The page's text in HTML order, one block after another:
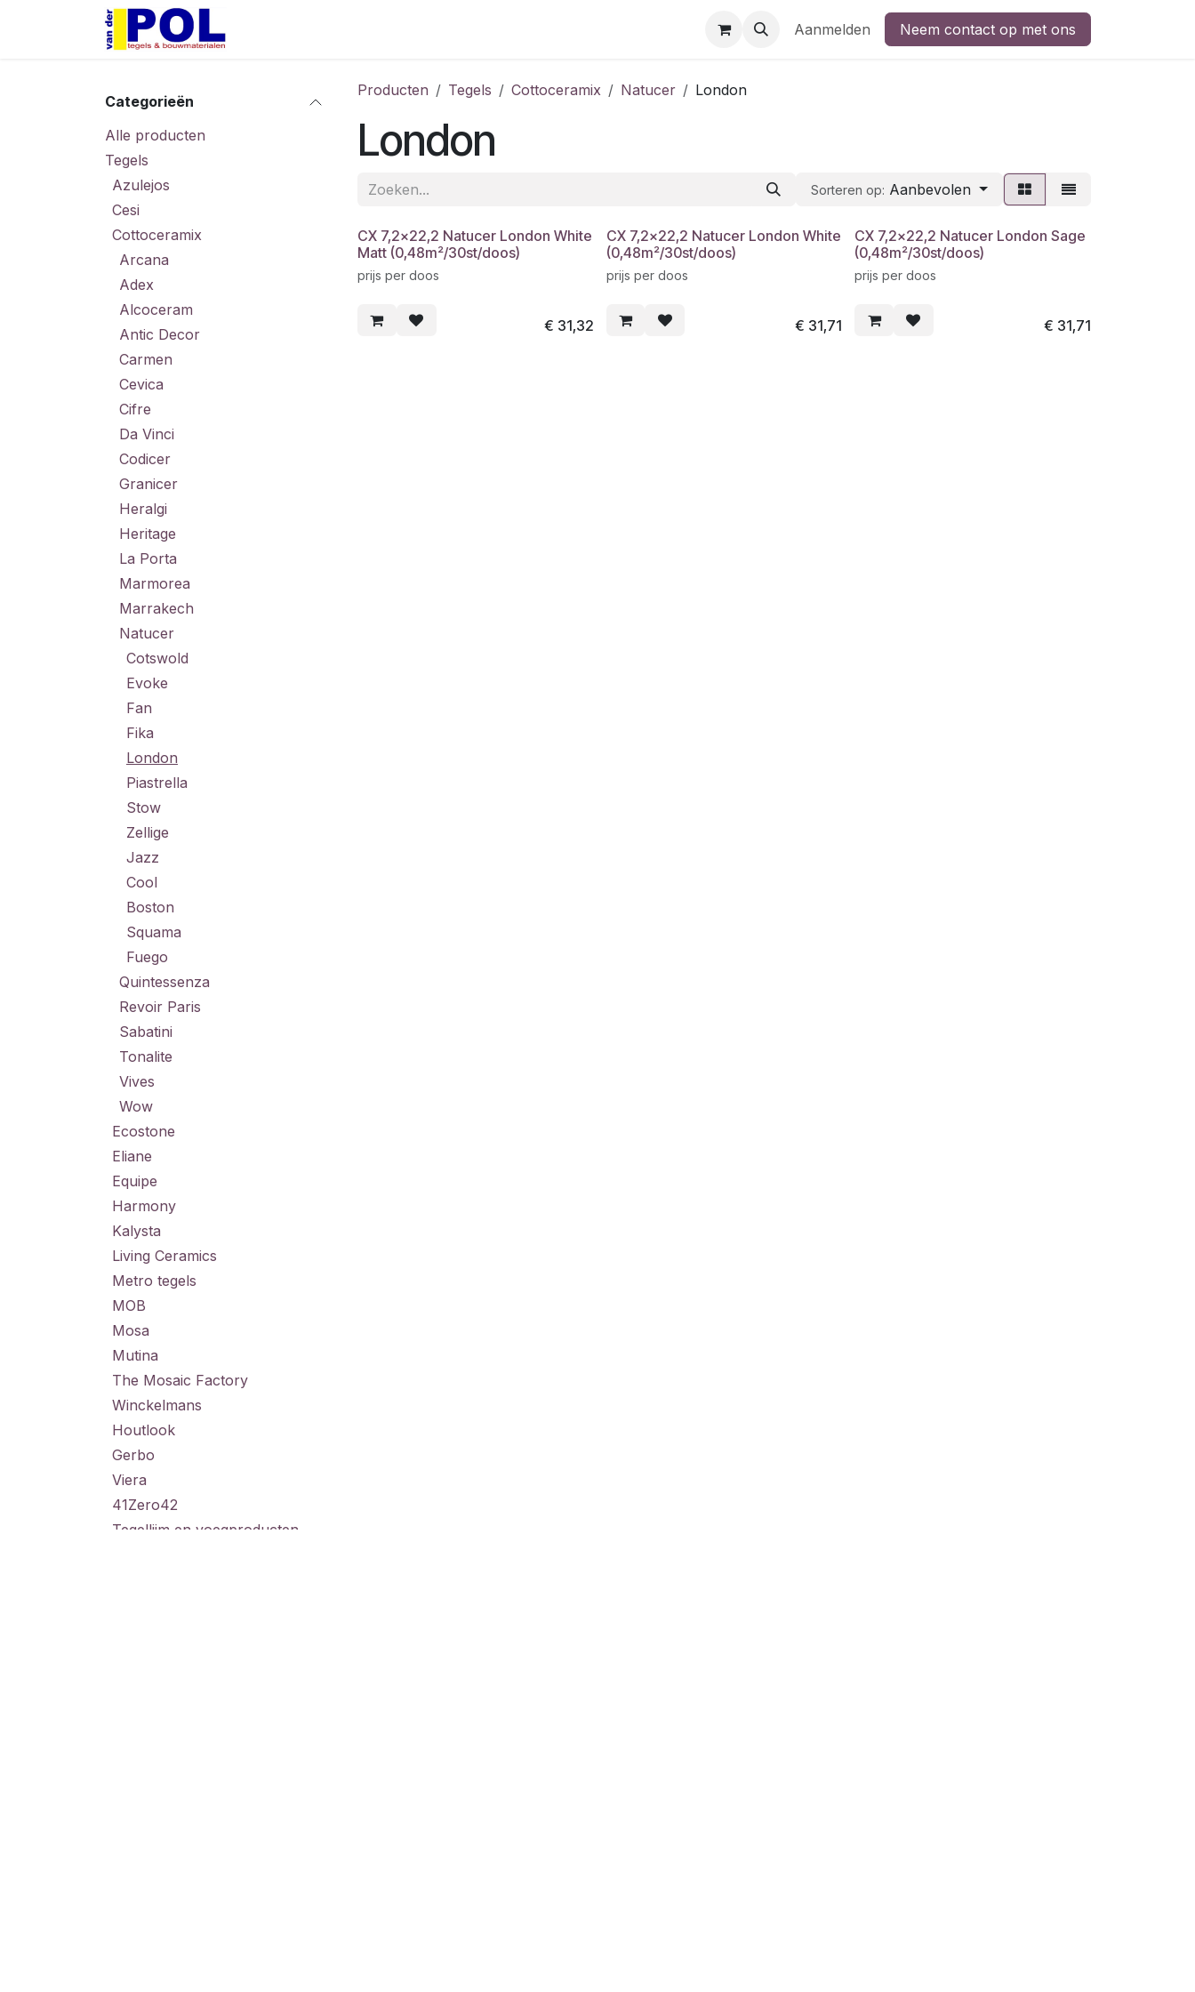
Overslaan naar inhoud
Aanmelden Neem contact op met ons
Categorieën
Alle producten
Tegels
Azulejos
Cesi
Cottoceramix
Arcana
Adex
Alcoceram
Antic Decor
Carmen
Cevica
Cifre
Da Vinci
Codicer
Granicer
Heralgi
Heritage
La Porta
Marmorea
Marrakech
Natucer
Cotswold
Evoke
Fan
Fika
London
Piastrella
Stow
Zellige
Jazz
Cool
Boston
Squama
Fuego
Quintessenza
Revoir Paris
Sabatini
Tonalite
Vives
Wow
Ecostone
Eliane
Equipe
Harmony
Kalysta
Living Ceramics
Metro tegels
MOB
Mosa
Mutina
The Mosaic Factory
Winckelmans
Houtlook
Gerbo
Viera
41Zero42
Tegellijm en voegproducten
Producten Tegels Cottoceramix Natucer London
London
Sorteren op: Aanbevolen
CX 7,2x22,2 Natucer London White
Matt (0,48m²/30st/doos)
prijs per doos
€ 31,32
CX 7,2x22,2 Natucer London White
(0,48m²/30st/doos)
prijs per doos
€ 31,71
CX 7,2x22,2 Natucer London Sage
(0,48m²/30st/doos)
prijs per doos
€ 31,71